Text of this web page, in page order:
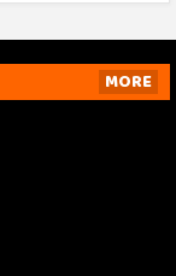
MORE